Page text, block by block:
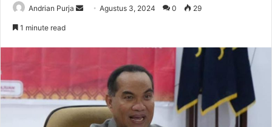
Andrian Purja
SendAgustus 3, 2024 0 29
1 minute read